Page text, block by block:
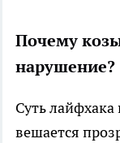
Почему
нарушение?
Суть
вешается